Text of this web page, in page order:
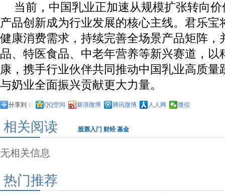
当前，中国乳业正加速从规模扩张转向
产品创新成为行业发展的核心主线。君乐宝
健康消费需求，持续完善全场景产品矩阵，
品、特医食品、中老年营养等新兴赛道，以
康，携手行业伙伴共同推动中国乳业高质量
与奶业全面振兴贡献更大力量。
分享到： QQ空间 新浪微博 腾讯微博 人人网 微信
相关阅读 股票入门 财经 基金
无相关信息
热门推荐